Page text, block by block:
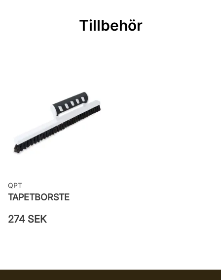
Bredd: 0,53 m
Leverantörens artikelnummer:
82059
Tillbehör
QPT
TAPETBORSTE
274 SEK